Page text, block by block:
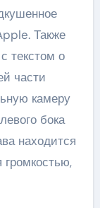
Также
текстом о
части
камеру
бока
находится
громкостью,